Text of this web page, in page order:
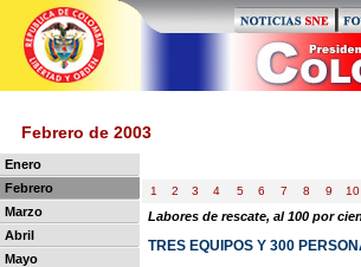
Febrero de 2003
Enero
Febrero
Marzo
Abril
Mayo
1 2 3 4 5 6 7 8 9 10
Labores de rescate, al 100 por
TRES EQUIPOS Y 300